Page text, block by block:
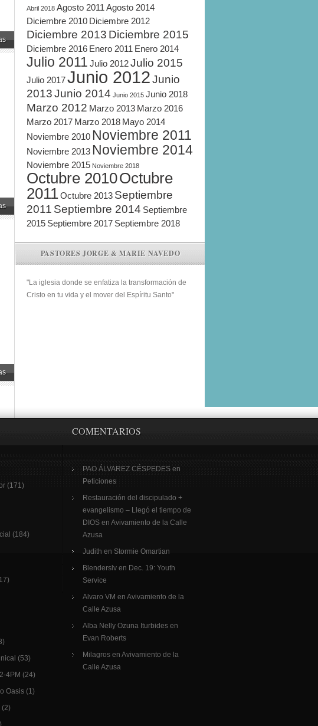
Abril 2018 Agosto 2011 Agosto 2014
Diciembre 2010 Diciembre 2012
Diciembre 2013 Diciembre 2015
Diciembre 2016 Enero 2011 Enero 2014
Julio 2011 Julio 2012Julio 2015
Julio 2017Junio 2012Junio
2013Junio 2014 Junio 2015 Junio 2018
Marzo 2012 Marzo 2013 Marzo 2016
Marzo 2017 Marzo 2018 Mayo 2014
Noviembre 2010 Noviembre 2011
Noviembre 2013 Noviembre 2014
Noviembre 2015 Noviembre 2018
Octubre 2010Octubre
2011Octubre 2013 Septiembre
2011 Septiembre 2014 Septiembre
2015 Septiembre 2017 Septiembre 2018
PASTORES JORGE & MARIE NAVEDO
"La iglesia donde se enfatiza la transformación de
Cristo en tu vida y el mover del Espíritu Santo"
(171)
(184)
(53)
4PM (24)
Oasis (1)
(2)
COMENTARIOS
PAO ÁLVAREZ CÉSPEDES en
Peticiones
Restauración del discipulado +
evangelismo – Llegó el tiempo de
DIOS en Avivamiento de la Calle
Azusa
Judith en Stormie Omartian
Blenderslv en Dec. 19: Youth
Service
Alvaro VM en Avivamiento de la
Calle Azusa
Alba Nelly Ozuna Iturbides en
Evan Roberts
Milagros en Avivamiento de la
Calle Azusa